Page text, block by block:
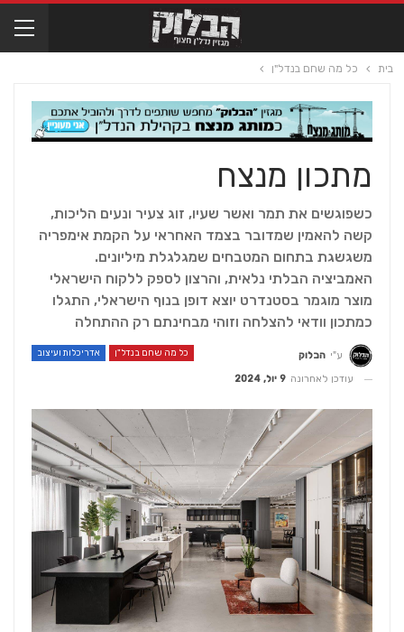
בית כל מה שחם בנדל"ן
מתכון מנצח
כשפוגשים את תמר ואשר שעיו, זוג צעיר ונעים הליכות,
קשה להאמין שמדובר בצמד האחראי על הקמת אימפריה
משגשגת בתחום המטבחים שמגלגלת מיליונים.
האמביציה הבלתי נלאית, והרצון לספק ללקוח הישראלי
מוצר מוגמר בסטנדרט יוצא דופן בנוף הישראלי, התגלו
כמתכון וודאי להצלחה וזוהי מבחינתם רק ההתחלה
כל מה שחם בנדל"ן אדריכלות ועיצוב ע"י הבלוק
עודכן לאחרונה 9 יול, 2024